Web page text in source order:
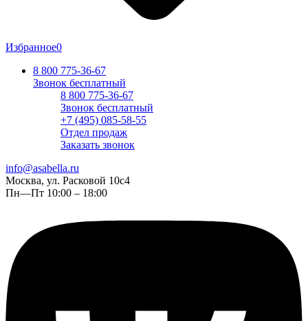
Избранное0
8 800 775-36-67
Звонок бесплатный
8 800 775-36-67
Звонок бесплатный
+7 (495) 085-58-55
Отдел продаж
Заказать звонок
info@asabella.ru
Москва, ул. Расковой 10с4
Пн—Пт 10:00 – 18:00